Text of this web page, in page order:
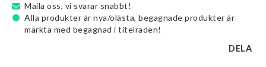
Maila oss, vi svarar snabbt!
Alla produkter är nya/olästa, begagnade produkter är
märkta med begagnad i titelraden!
DELA